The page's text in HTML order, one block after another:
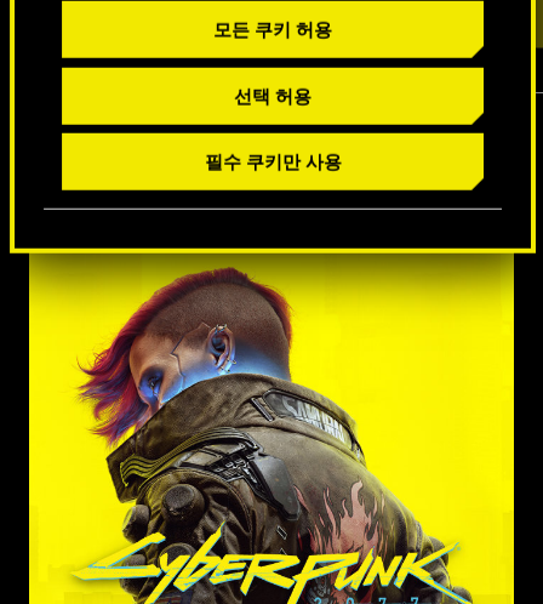
모든 쿠키 허용
선택 허용
필수 쿠키만 사용
1/7